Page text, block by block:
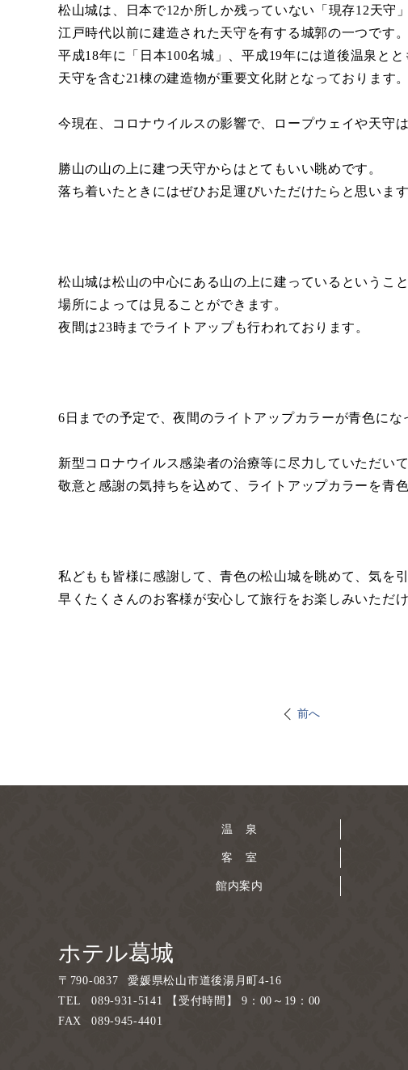
松山城は、日本で12か所しか残っていない「現存12天守
江戸時代以前に建造された天守を有する城郭の一つです。
平成18年に「日本100名城」、平成19年には道後温泉と
天守を含む21棟の建造物が重要文化財となっております。
今現在、コロナウイルスの影響で、ロープウェイや天守
勝山の山の上に建つ天守からはとてもいい眺めです。
落ち着いたときにはぜひお足運びいただけたらと思います
松山城は松山の中心にある山の上に建っているということ
場所によっては見ることができます。
夜間は23時までライトアップも行われております。
6日までの予定で、夜間のライトアップカラーが青色にな
新型コロナウイルス感染者の治療等に尽力していただい
敬意と感謝の気持ちを込めて、ライトアップカラーを青
私どもも皆様に感謝して、青色の松山城を眺めて、気を
早くたくさんのお客様が安心して旅行をお楽しみいただ
前へ
温 泉
客 室
館内案内
ホテル葛城
〒 790-0837
愛媛県松山市道後湯月町4-16
TEL
089-931-5141 【受付時間】 9：00～19：00
FAX
089-945-4401